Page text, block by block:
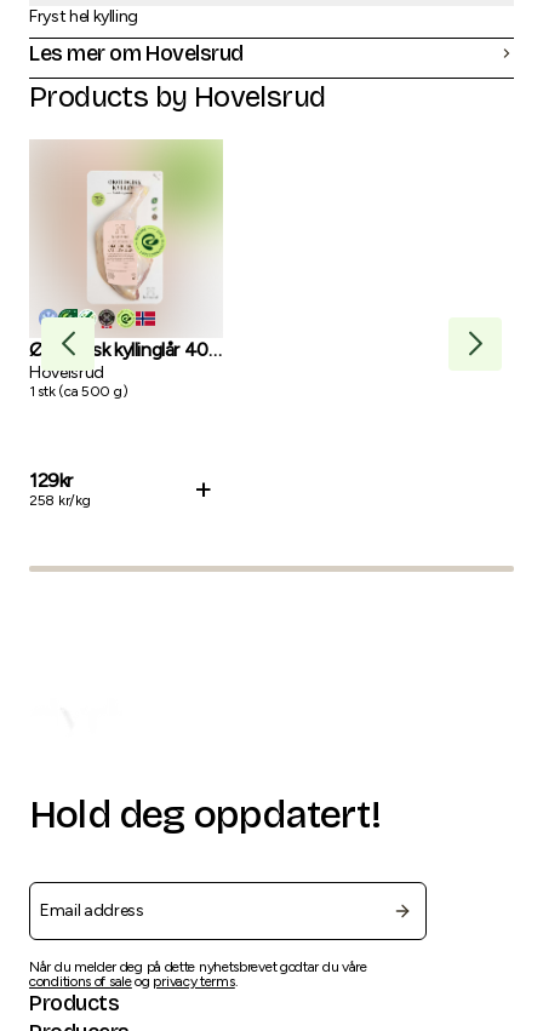
Fryst hel kylling
Les mer om Hovelsrud
Products by Hovelsrud
Økologisk kyllinglår 400
- 500g
Hovelsrud
1 stk(ca500 g)
129kr
258 kr/kg +
Hold deg oppdatert!
Når du melder deg på dette nyhetsbrevet godtar du våre
conditions of saleog privacy terms.
Products